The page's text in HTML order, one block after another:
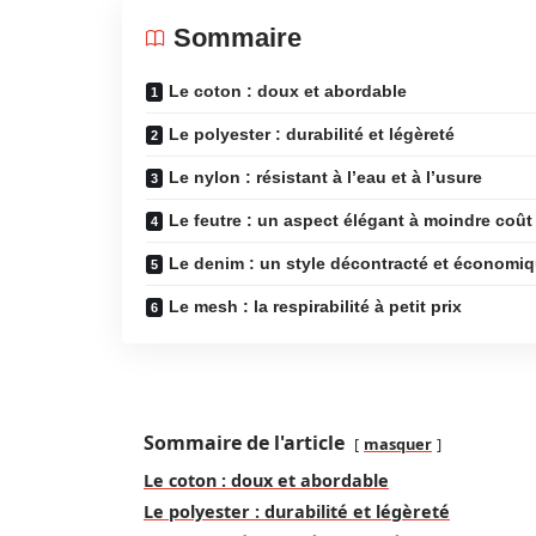
Sommaire
Le coton : doux et abordable
Le polyester : durabilité et légèreté
Le nylon : résistant à l’eau et à l’usure
Le feutre : un aspect élégant à moindre coût
Le denim : un style décontracté et
Le mesh : la respirabilité à petit prix
Sommaire de l'article masquer
Le coton : doux et abordable
Le polyester : durabilité et légèreté